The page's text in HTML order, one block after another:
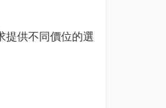
提供不同價位的選